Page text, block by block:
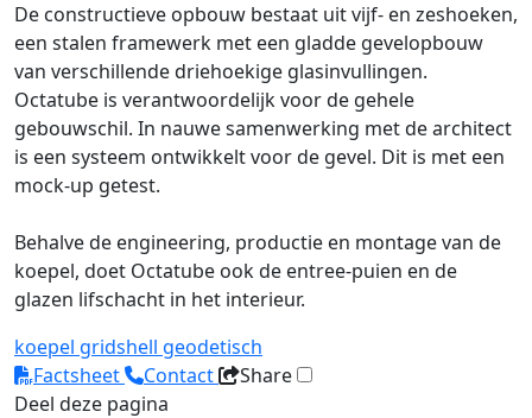
De constructieve opbouw bestaat uit vijf- en zeshoeken,
een stalen framewerk met een gladde gevelopbouw
van verschillende driehoekige glasinvullingen.
Octatube is verantwoordelijk voor de gehele
gebouwschil. In nauwe samenwerking met de architect
is een systeem ontwikkelt voor de gevel. Dit is met een
mock-up getest.
Behalve de engineering, productie en montage van de
koepel, doet Octatube ook de entree-puien en de
glazen lifschacht in het interieur.
koepel gridshell geodetisch
Factsheet
Contact
Share
Deel deze pagina